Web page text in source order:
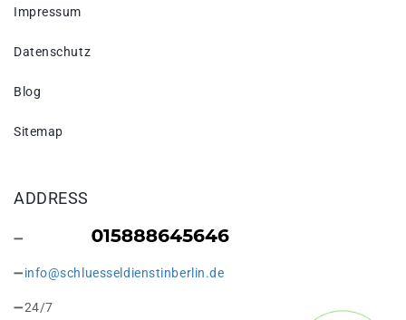
Impressum
Datenschutz
Blog
Sitemap
ADDRESS
info@schluesseldienstinberlin.de
24/7